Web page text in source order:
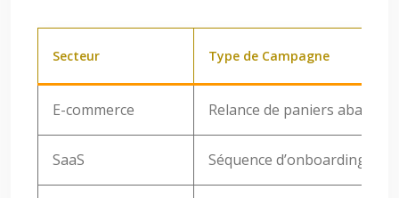
Secteur Type de Campagne
E-commerce Relance de paniers
SaaS Séquence d’onboarding